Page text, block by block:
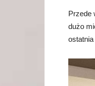
Przede
dużo